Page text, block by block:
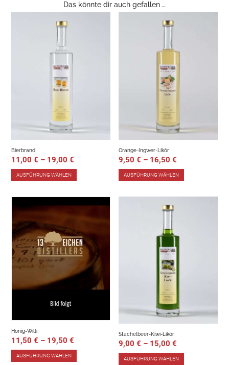
Das könnte dir auch gefallen …
Bierbrand
11,00€ – 19,00€
AUSFÜHRUNG WÄHLEN
Orange-Ingwer-Likör
9,50€ – 16,50€
AUSFÜHRUNG WÄHLEN
Honig-Willi
11,50€ – 19,50€
AUSFÜHRUNG WÄHLEN
Stachelbeer-Kiwi-Likör
9,00€ – 15,00€
AUSFÜHRUNG WÄHLEN